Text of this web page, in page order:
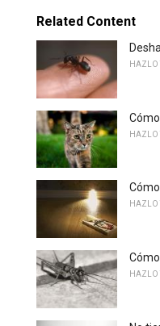
Related Content
HAZLO
HAZLO
HAZLO
HAZLO